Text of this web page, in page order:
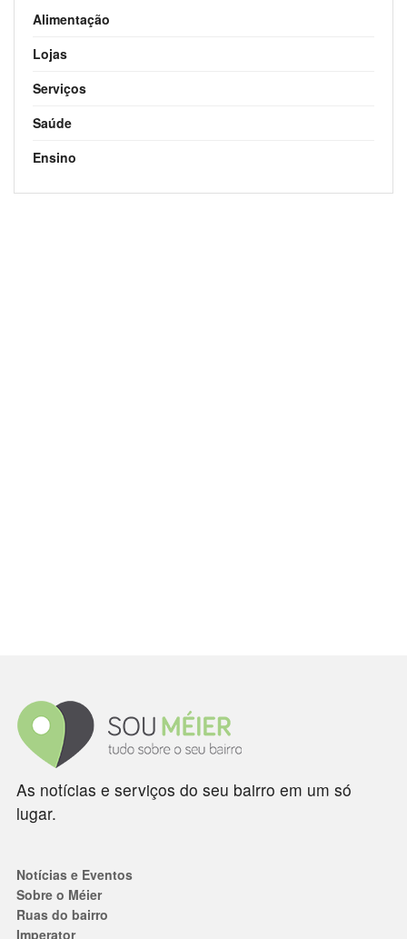
Alimentação
Lojas
Serviços
Saúde
Ensino
As notícias e serviços do seu bairro em um só
lugar.
Notícias e Eventos
Sobre o Méier
Ruas do bairro
Imperator